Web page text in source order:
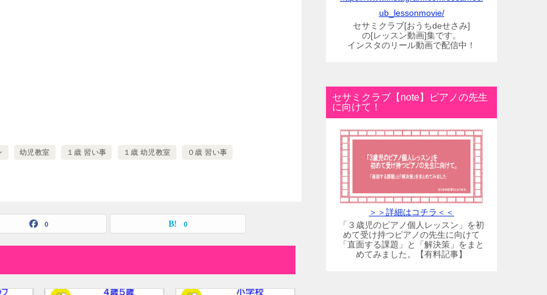
幼児教室 １歳 習い事 １歳 幼児教室 ０歳 習い事
0 0
ub_lessonmovie/
セサミクラブ[おうちdeせさみ]
の[レッスン動画]集です。
インスタのリール動画で配信中！
セサミクラブ【note】ピアノの先生
に向けて！
＞＞詳細はコチラ＜＜
「３歳児のピアノ個人レッスン」を初
めて受け持つピアノの先生に向けて
「直面する課題」と「解決策」をまと
めてみました。【有料記事】